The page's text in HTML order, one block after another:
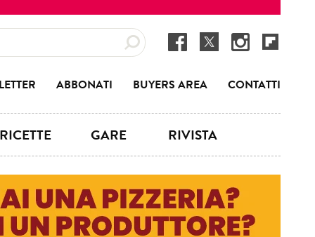
ABBONATI BUYERS AREA CONTATTI
GARE RIVISTA